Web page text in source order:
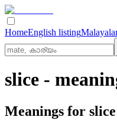
HomeEnglish listing
slice -
Meanings for slice